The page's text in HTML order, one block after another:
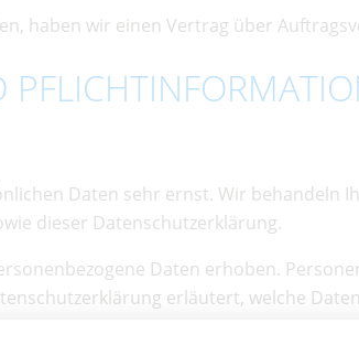
haben wir einen Vertrag über
Daten sehr ernst. Wir behandeln
dieser Datenschutzerklärung.
Daten erhoben.
erläutert, welche